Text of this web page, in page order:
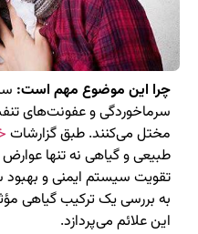
چرا این موضوع مهم است:
سرماخوردگی و عفونت‌های
مختل می‌کنند. طبق گزارشات
طبیعی و گیاهی نه تنها عوارض
تقویت سیستم ایمنی و
به بررسی یک ترکیب گیاهی
این علائم می‌پردازد.